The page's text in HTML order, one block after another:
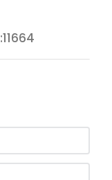
:11664